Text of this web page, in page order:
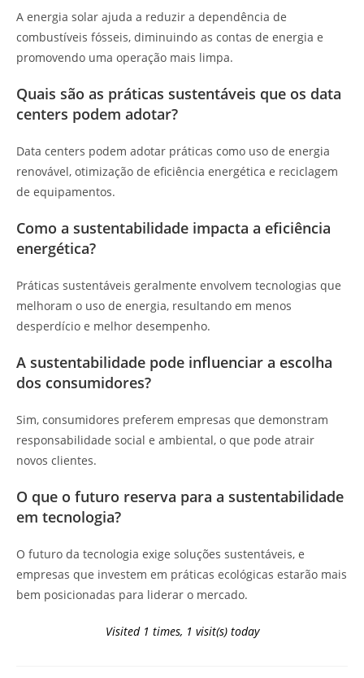
A energia solar ajuda a reduzir a dependência de
combustíveis fósseis, diminuindo as contas de energia e
promovendo uma operação mais limpa.
Quais são as práticas sustentáveis que os data
centers podem adotar?
Data centers podem adotar práticas como uso de energia
renovável, otimização de eficiência energética e reciclagem
de equipamentos.
Como a sustentabilidade impacta a eficiência
energética?
Práticas sustentáveis geralmente envolvem tecnologias que
melhoram o uso de energia, resultando em menos
desperdício e melhor desempenho.
A sustentabilidade pode influenciar a escolha
dos consumidores?
Sim, consumidores preferem empresas que demonstram
responsabilidade social e ambiental, o que pode atrair
novos clientes.
O que o futuro reserva para a sustentabilidade
em tecnologia?
O futuro da tecnologia exige soluções sustentáveis, e
empresas que investem em práticas ecológicas estarão mais
bem posicionadas para liderar o mercado.
Visited 1 times, 1 visit(s) today